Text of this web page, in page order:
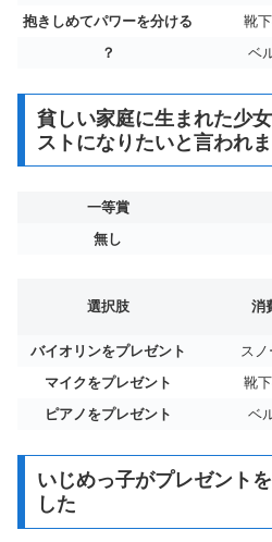
抱きしめてパワーを分ける 靴
？
ベ
貧しい家庭に生まれた少
ストになりたいと言われ
一等賞
無し
選択肢 消
バイオリンをプレゼント
スノ
マイクをプレゼント
靴
ピアノをプレゼント
ベ
いじめっ子がプレゼント
した